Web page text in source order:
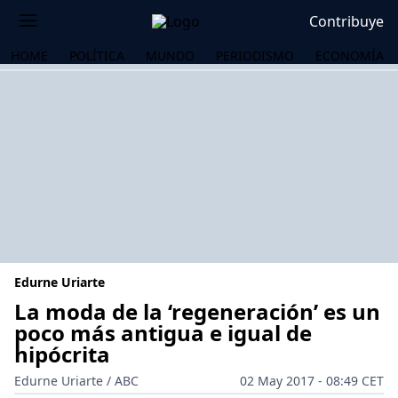
Contribuye
HOME POLÍTICA MUNDO PERIODISMO ECONOMÍA
Edurne Uriarte
La moda de la ‘regeneración’ es un
poco más antigua e igual de
hipócrita
Edurne Uriarte / ABC
02 May 2017 - 08:49 CET